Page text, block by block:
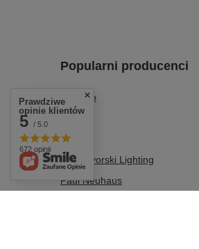
Popularni producenci
Azzardo
Milagro
Nowodvorski Lighting
Paul Neuhaus
Prawdziwe
opinie klientów
5 / 5.0
672 opinii